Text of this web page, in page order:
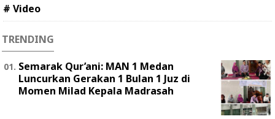
# Video
TRENDING
Semarak Qur’ani: MAN 1 Medan
Luncurkan Gerakan 1 Bulan 1 Juz di
Momen Milad Kepala Madrasah